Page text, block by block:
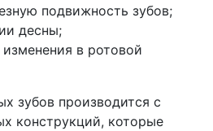
подвижность зубов;
десны;
в ротовой
зубов производится с
конструкций, которые